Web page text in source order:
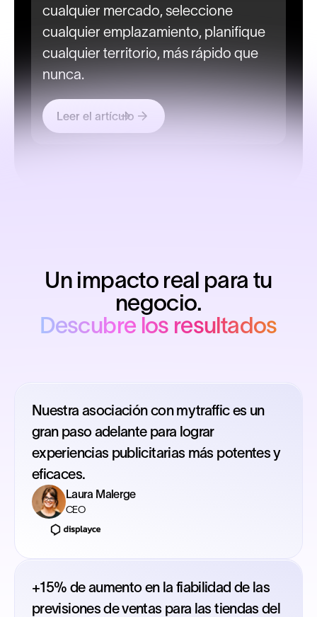
cualquier mercado, seleccione
cualquier emplazamiento, planifique
cualquier territorio, más rápido que
nunca.
Leer el artículo
Un impacto real para tu
negocio.
Descubre los resultados
Nuestra asociación con mytraffic es un
gran paso adelante para lograr
experiencias publicitarias más potentes y
eficaces.
Laura Malerge
CEO
+15% de aumento en la fiabilidad de las
previsiones de ventas para las tiendas del